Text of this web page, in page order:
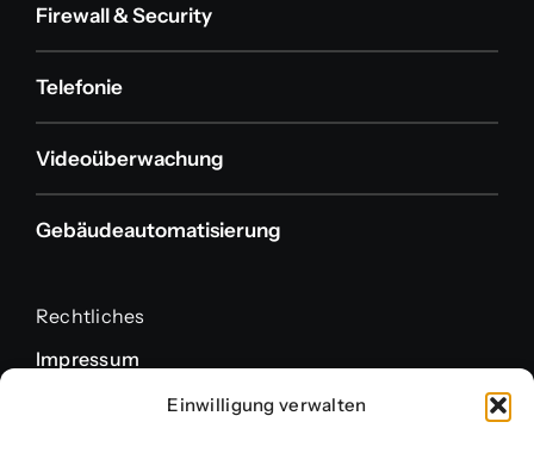
Einwilligung verwalten
Firewall & Security
Telefonie
Videoüberwachung
Gebäudeautomatisierung
Rechtliches
Impressum
Datenschutzerklärung